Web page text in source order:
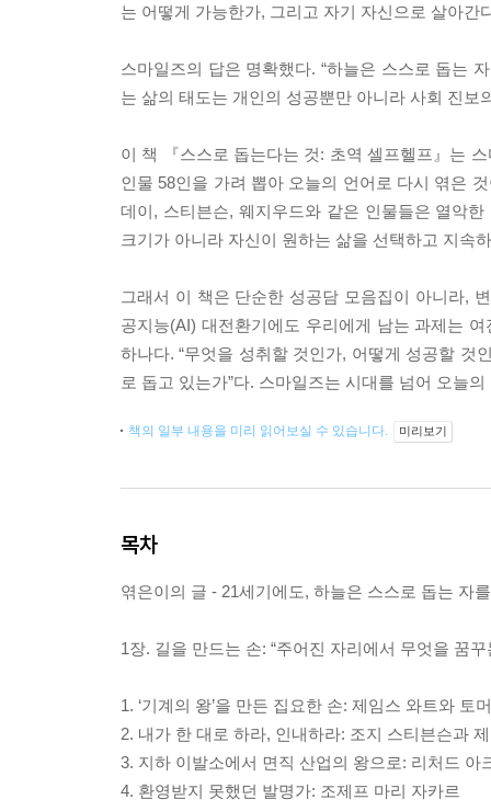
는 어떻게 가능한가, 그리고 자기 자신으로 살아
스마일즈의 답은 명확했다. “하늘은 스스로 돕는
는 삶의 태도는 개인의 성공뿐만 아니라 사회 진보
이 책 『스스로 돕는다는 것: 초역 셀프헬프』는
인물 58인을 가려 뽑아 오늘의 언어로 다시 엮은
데이, 스티븐슨, 웨지우드와 같은 인물들은 열악
크기가 아니라 자신이 원하는 삶을 선택하고 지속
그래서 이 책은 단순한 성공담 모음집이 아니라,
공지능(AI) 대전환기에도 우리에게 남는 과제는
하나다. “무엇을 성취할 것인가, 어떻게 성공할 것
로 돕고 있는가”다. 스마일즈는 시대를 넘어 오늘
책의 일부 내용을 미리 읽어보실 수 있습니다. 미리보기
목차
엮은이의 글 - 21세기에도, 하늘은 스스로 돕는 자
1장. 길을 만드는 손: “주어진 자리에서 무엇을 꿈꾸
1. ‘기계의 왕’을 만든 집요한 손: 제임스 와트와 토
2. 내가 한 대로 하라, 인내하라: 조지 스티븐슨과
3. 지하 이발소에서 면직 산업의 왕으로: 리처드 아
4. 환영받지 못했던 발명가: 조제프 마리 자카르